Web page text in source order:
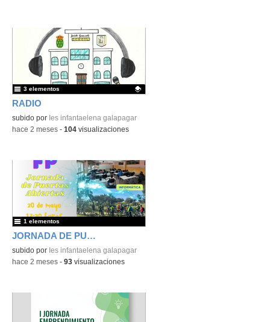
RADIO
Contenido educativo.
subido por Ies infantaelena galapagar
3 elementos
-hace 2 meses - 104 visualizaciones
JORNADA DE PUERTAS ABIERTAS
subido por Ies infantaelena galapagar
1 elementos
-hace 2 meses - 93 visualizaciones